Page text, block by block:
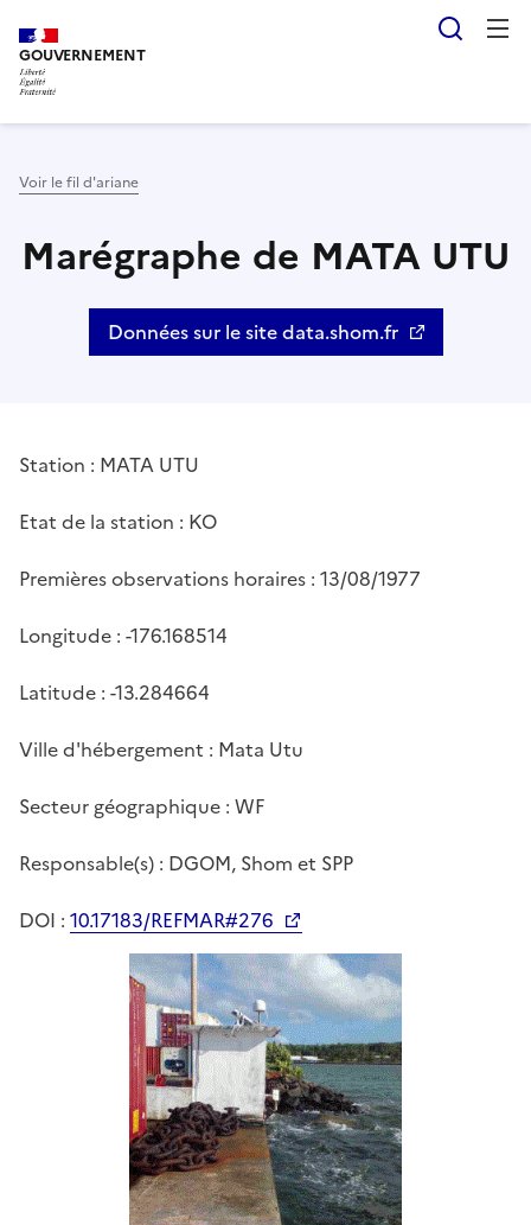
au
contenu
principal
GOUVERNEMENT
Voir le fil d'ariane
Marégraphe de MATA UTU
Données sur le site data.shom.fr
Station : MATA UTU
Etat de la station : KO
Premières observations horaires : 13/08/1977
Longitude : -176.168514
Latitude : -13.284664
Ville d'hébergement : Mata Utu
Secteur géographique : WF
Responsable(s) : DGOM, Shom et SPP
DOI : 10.17183/REFMAR#276